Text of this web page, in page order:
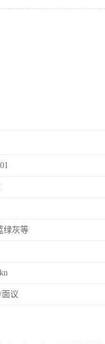
绿灰等
面议